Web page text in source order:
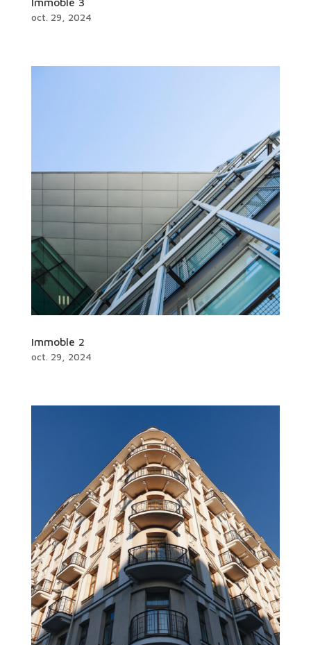
oct. 29, 2024
Immoble 2
oct. 29, 2024